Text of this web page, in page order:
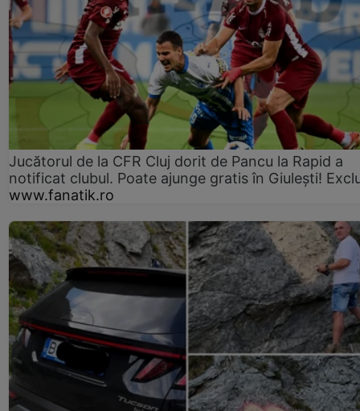
Jucătorul de la CFR Cluj dorit de Pancu la Rapid a
notificat clubul. Poate ajunge gratis în Giulești!
www.fanatik.ro